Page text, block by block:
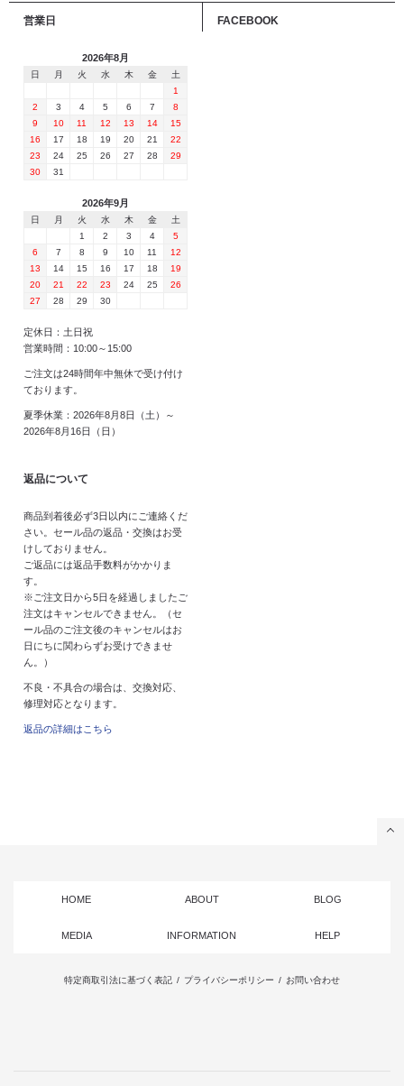
営業日
2026年8月
日 月 火 水 木 金
土
1
2
3 4 5 6 7
8
9
10 11 12 13 14
15
16
17 18 19 20 21
22
23
24 25 26 27 28
29
30
31
2026年9月
日 月 火 水 木 金
土
1
2 3 4
5
6
7 8 9 10 11
12
13
14 15 16 17 18
19
20
21 22 23 24 25
26
27
28 29 30
定休日：土日祝
営業時間：10:00～15:00
ご注文は24時間年中無休で受け付け
ております。
夏季休業：2026年8月8日（土）～
2026年8月16日（日）
返品について
商品到着後必ず3日以内にご連絡くだ
さい。セール品の返品・交換はお受
けしておりません。
ご返品には返品手数料がかかりま
す。
※ご注文日から5日を経過しましたご
注文はキャンセルできません。（セ
ール品のご注文後のキャンセルはお
日にちに関わらずお受けできませ
ん。）
不良・不具合の場合は、交換対応、
修理対応となります。
返品の詳細はこちら
FACEBOOK
HOME ABOUT BLOG
MEDIA INFORMATION HELP
特定商取引法に基づく表記 / プライバシーポリシー / お問い合わせ